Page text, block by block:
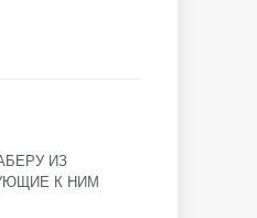
ИЗ
К НИМ